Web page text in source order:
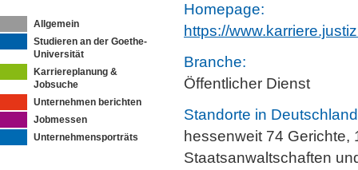
Allgemein
Studieren an der Goethe-
Universität
Karriereplanung &
Jobsuche
Unternehmen berichten
Jobmessen
Unternehmensporträts
Homepage:
https://
Branche:
Öffentlicher Dienst
Standorte in
hessenweit 74 Gerichte,
Staatsanwaltschaften